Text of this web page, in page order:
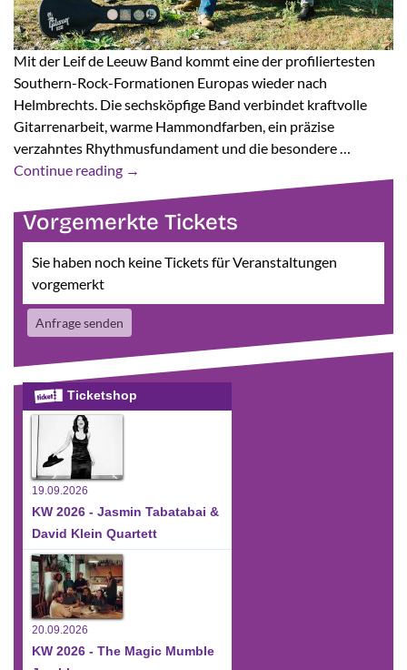
Mit der Leif de Leeuw Band kommt eine der profiliertesten
Southern-Rock-Formationen Europas wieder nach
Helmbrechts. Die sechsköpfige Band verbindet kraftvolle
Gitarrenarbeit, warme Hammondfarben, ein präzise
verzahntes Rhythmusfundament und die besondere …
Continue reading →
Vorgemerkte Tickets
Sie haben noch keine Tickets für Veranstaltungen
vorgemerkt
Anfrage senden
Ticketshop
19.09.2026
KW 2026 - Jasmin Tabatabai &
David Klein Quartett
20.09.2026
KW 2026 - The Magic Mumble